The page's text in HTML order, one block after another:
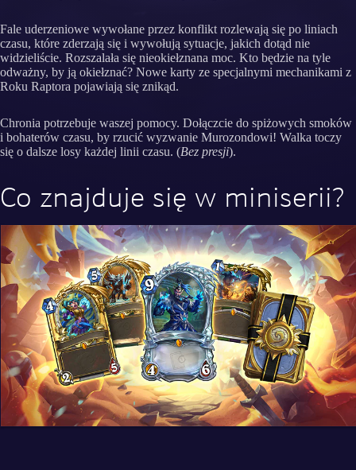
Fale uderzeniowe wywołane przez konflikt rozlewają się po liniach
czasu, które zderzają się i wywołują sytuacje, jakich dotąd nie
widzieliście. Rozszalała się nieokiełznana moc. Kto będzie na tyle
odważny, by ją okiełznać? Nowe karty ze specjalnymi mechanikami z
Roku Raptora pojawiają się znikąd.
Chronia potrzebuje waszej pomocy. Dołączcie do spiżowych smoków
i bohaterów czasu, by rzucić wyzwanie Murozondowi! Walka toczy
się o dalsze losy każdej linii czasu. (Bez presji).
Co znajduje się w miniserii?